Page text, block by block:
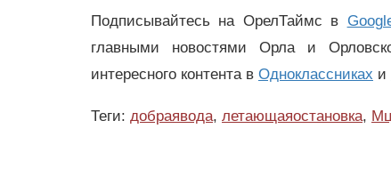
Подписывайтесь на ОрелТаймс в
главными новостями Орла и
интересного контента в Одноклассниках и
Теги: добраявода, летающаяостановка,